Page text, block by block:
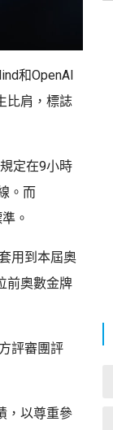
和OpenAI
比肩，標誌
定在9小時
。而
。
用到本屆奧
前奧數金牌
評審團評
，以尊重參